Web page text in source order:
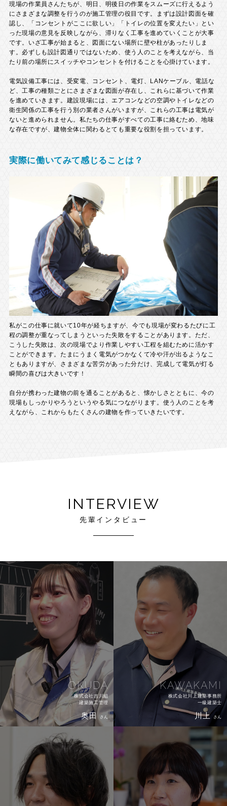
現場の作業員さんたちが、明日、明後日の作業をスムーズに行えるよう
にさまざまな調整を行うのが施工管理の役目です。まずは設計図面を確
認し、「コンセントがここに欲しい」「トイレの位置を変えたい」とい
った現場の意見を反映しながら、滞りなく工事を進めていくことが大事
です。いざ工事が始まると、図面にない場所に壁や柱があったりしま
す。必ずしも設計図通りではないため、使う人のことを考えながら、当
たり前の場所にスイッチやコンセントを付けることを心掛けています。
電気設備工事には、受変電、コンセント、電灯、LANケーブル、電話な
ど、工事の種類ごとにさまざまな図面が存在し、これらに基づいて作業
を進めていきます。建設現場には、エアコンなどの空調やトイレなどの
衛生関係の工事を行う別の業者さんがいますが、これらの工事は電気が
ないと進められません。私たちの仕事がすべての工事に絡むため、地味
な存在ですが、建物全体に関わるとても重要な役割を担っています。
実際に働いてみて感じることは？
私がこの仕事に就いて10年が経ちますが、今でも現場が変わるたびに工
程の調整が重なってしまうといった失敗をすることがあります。ただ、
こうした失敗は、次の現場でより作業しやすい工程を組むために活かす
ことができます。たまにうまく電気がつかなくて冷や汗が出るようなこ
ともありますが、さまざまな苦労があった分だけ、完成して電気が灯る
瞬間の喜びは大きいです！
自分が携わった建物の前を通ることがあると、懐かしさとともに、今の
現場もしっかりやろうというやる気につながります。使う人のことを考
えながら、これからもたくさんの建物を作っていきたいです。
INTERVIEW
先輩インタビュー
OKUDA
株式会社吉川組
建築施工管理
奥田 さん
KAWAKAMI
株式会社川上建築事務所
一級建築士
川上 さん